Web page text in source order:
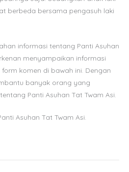
berbeda bersama pengasuh laki
informasi tentang Panti Asuhan
menyampaikan informasi
komen di bawah ini. Dengan
banyak orang yang
Panti Asuhan Tat Twam Asi.
Asuhan Tat Twam Asi.